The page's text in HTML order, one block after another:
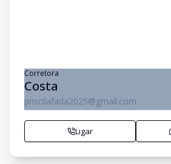
Corretora
Costa
priscilafada2025@gmail.com
Ligar